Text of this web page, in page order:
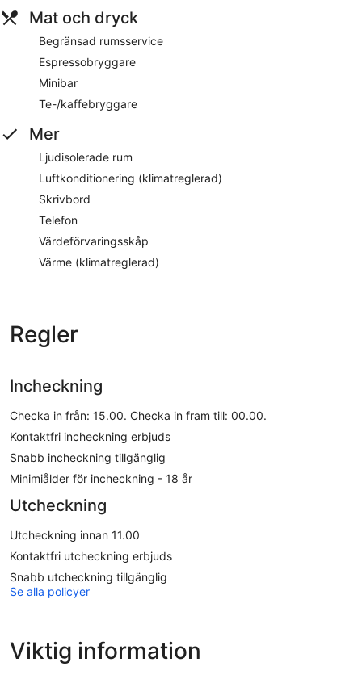
Mat och dryck
Begränsad rumsservice
Espressobryggare
Minibar
Te-/kaffebryggare
Mer
Ljudisolerade rum
Luftkonditionering (klimatreglerad)
Skrivbord
Telefon
Värdeförvaringsskåp
Värme (klimatreglerad)
Regler
Incheckning
Checka in från: 15.00. Checka in fram till: 00.00.
Kontaktfri incheckning erbjuds
Snabb incheckning tillgänglig
Minimiålder för incheckning - 18 år
Utcheckning
Utcheckning innan 11.00
Kontaktfri utcheckning erbjuds
Snabb utcheckning tillgänglig
Se alla policyer
Viktig information